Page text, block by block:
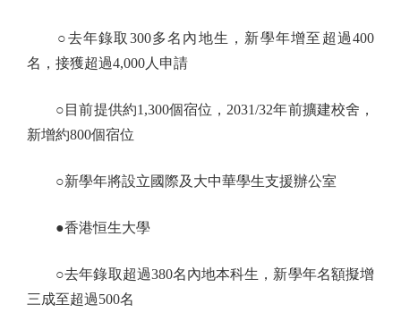
○去年錄取300多名內地生，新學年增至超過400
名，接獲超過4,000人申請
○目前提供約1,300個宿位，2031/32年前擴建校舍，
新增約800個宿位
○新學年將設立國際及大中華學生支援辦公室
●香港恒生大學
○去年錄取超過380名內地本科生，新學年名額擬增
三成至超過500名